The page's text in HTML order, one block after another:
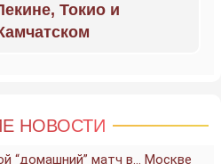
Токио и
НОВОСТИ
“домашний” матч в… Москве